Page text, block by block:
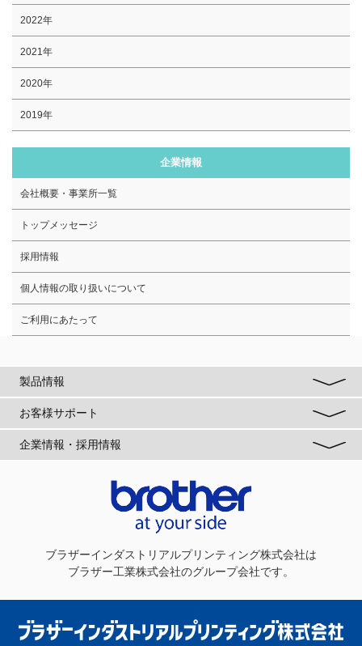
2022年
2021年
2020年
2019年
企業情報
会社概要・事業所一覧
トップメッセージ
採用情報
個人情報の取り扱いについて
ご利用にあたって
製品情報
お客様サポート
企業情報・採用情報
ブラザーインダストリアルプリンティング株式会社は
ブラザー工業株式会社のグループ会社です。